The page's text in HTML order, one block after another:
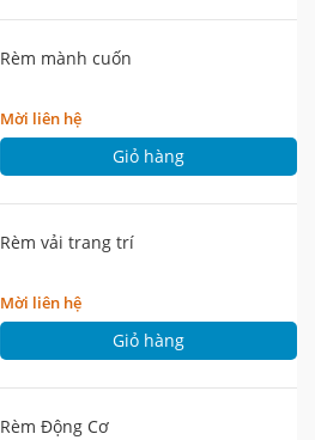
Rèm mành cuốn
Mời liên hệ
Giỏ hàng
Rèm vải trang trí
Mời liên hệ
Giỏ hàng
Rèm Động Cơ